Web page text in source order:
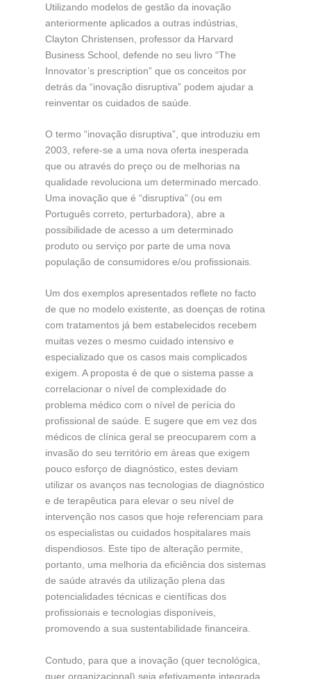
Utilizando modelos de gestão da inovação
anteriormente aplicados a outras indústrias,
Clayton Christensen, professor da Harvard
Business School, defende no seu livro “The
Innovator’s prescription” que os conceitos por
detrás da “inovação disruptiva” podem ajudar a
reinventar os cuidados de saúde.
O termo “inovação disruptiva”, que introduziu em
2003, refere-se a uma nova oferta inesperada
que ou através do preço ou de melhorias na
qualidade revoluciona um determinado mercado.
Uma inovação que é “disruptiva” (ou em
Português correto, perturbadora), abre a
possibilidade de acesso a um determinado
produto ou serviço por parte de uma nova
população de consumidores e/ou profissionais.
Um dos exemplos apresentados reflete no facto
de que no modelo existente, as doenças de rotina
com tratamentos já bem estabelecidos recebem
muitas vezes o mesmo cuidado intensivo e
especializado que os casos mais complicados
exigem. A proposta é de que o sistema passe a
correlacionar o nível de complexidade do
problema médico com o nível de perícia do
profissional de saúde. E sugere que em vez dos
médicos de clínica geral se preocuparem com a
invasão do seu território em áreas que exigem
pouco esforço de diagnóstico, estes deviam
utilizar os avanços nas tecnologias de diagnóstico
e de terapêutica para elevar o seu nível de
intervenção nos casos que hoje referenciam para
os especialistas ou cuidados hospitalares mais
dispendiosos. Este tipo de alteração permite,
portanto, uma melhoria da eficiência dos sistemas
de saúde através da utilização plena das
potencialidades técnicas e científicas dos
profissionais e tecnologias disponíveis,
promovendo a sua sustentabilidade financeira.
Contudo, para que a inovação (quer tecnológica,
quer organizacional) seja efetivamente integrada